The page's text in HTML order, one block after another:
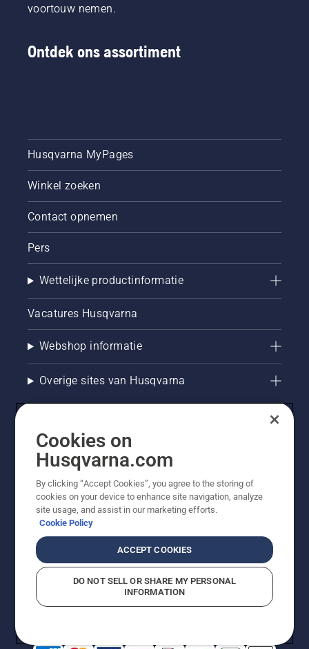
voortouw nemen.
Ontdek ons assortiment
Husqvarna MyPages
Winkel zoeken
Contact opnemen
Pers
Wettelijke productinformatie
Vacatures Husqvarna
Webshop informatie
Overige sites van Husqvarna
© Husqvarna AB (publ). Alle rechten voorbehouden. De
getoonde prijzen zijn consumentenadviesprijzen. Alle
vermelde prijzen zijn adviesverkoopprijzen (incl. BTW),
tenzij het product beschikbaar is voor directe aankoop.
CookiebeleidGebruiksvoorwaarden Privacyverklaring
BedrijfsgegevensReport Suspected Violations
Cookies on
Husqvarna.com
By clicking “Accept Cookies”, you agree to the storing of
cookies on your device to enhance site navigation, analyze
site usage, and assist in our marketing efforts.
Cookie Policy
ACCEPT COOKIES
DO NOT SELL OR SHARE MY PERSONAL
INFORMATION